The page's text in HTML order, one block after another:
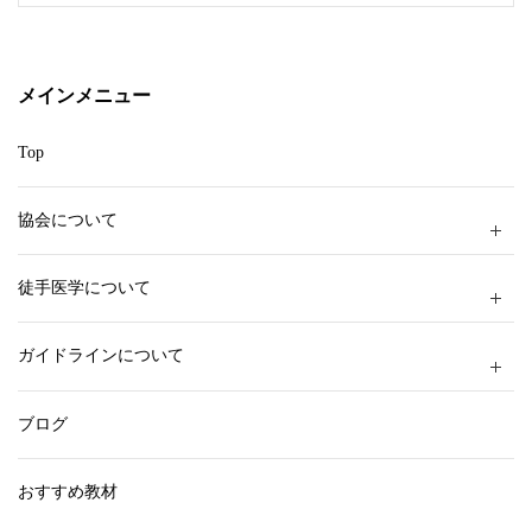
メインメニュー
Top
協会について
徒手医学について
ガイドラインについて
ブログ
おすすめ教材